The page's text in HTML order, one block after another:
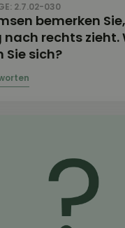
2.7.02-030
bemerken
nach rechts zieht.
sich?